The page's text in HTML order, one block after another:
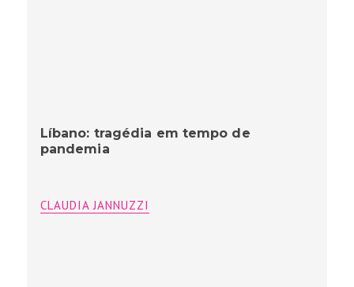
Líbano: tragédia em tempo de
pandemia
CLAUDIA JANNUZZI